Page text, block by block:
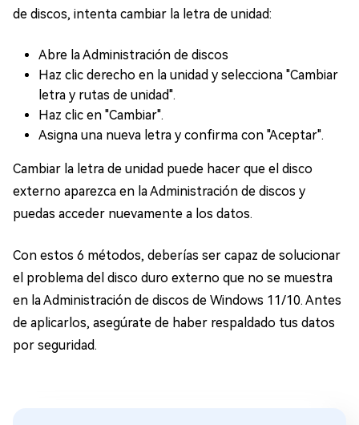
de discos, intenta cambiar la letra de unidad:
Abre la Administración de discos
Haz clic derecho en la unidad y selecciona "Cambiar
letra y rutas de unidad".
Haz clic en "Cambiar".
Asigna una nueva letra y confirma con "Aceptar".
Cambiar la letra de unidad puede hacer que el disco
externo aparezca en la Administración de discos y
puedas acceder nuevamente a los datos.
Con estos 6 métodos, deberías ser capaz de solucionar
el problema del disco duro externo que no se muestra
en la Administración de discos de Windows 11/10. Antes
de aplicarlos, asegúrate de haber respaldado tus datos
por seguridad.